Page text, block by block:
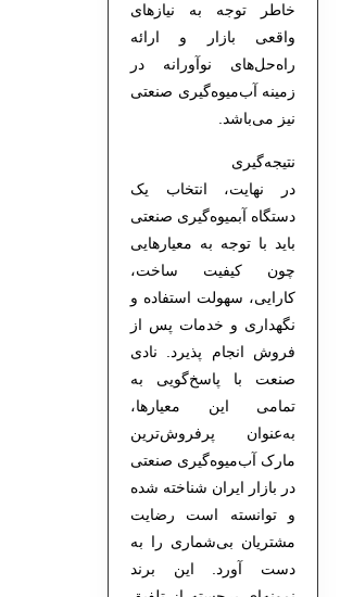
خاطر توجه به نیازهای
واقعی بازار و ارائه
راه‌حل‌های نوآورانه در
زمینه آب‌میوه‌گیری صنعتی
نیز می‌باشد.
نتیجه‌گیری
در نهایت، انتخاب یک
دستگاه آبمیوه‌گیری صنعتی
باید با توجه به معیارهایی
چون کیفیت ساخت،
کارایی، سهولت استفاده و
نگهداری و خدمات پس از
فروش انجام پذیرد. نادی
صنعت با پاسخ‌گویی به
تمامی این معیارها،
به‌عنوان پرفروش‌ترین
مارک آب‌میوه‌گیری صنعتی
در بازار ایران شناخته شده
و توانسته است رضایت
مشتریان بی‌شماری را به
دست آورد. این برند